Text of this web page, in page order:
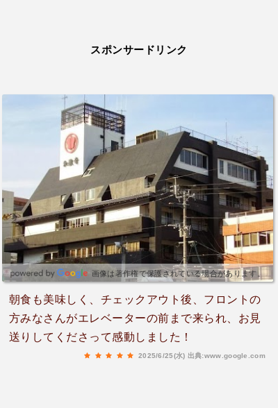
スポンサードリンク
画像は著作権で保護されている場合があります。
朝食も美味しく、チェックアウト後、フロントの
方みなさんがエレベーターの前まで来られ、お見
送りしてくださって感動しました！
2025/6/25(水) 出典:www.google.com